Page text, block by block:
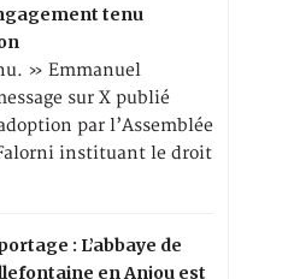
tenu
» Emmanuel
sur X publié
par l’Assemblée
instituant le droit
: L’abbaye de
en Anjou est